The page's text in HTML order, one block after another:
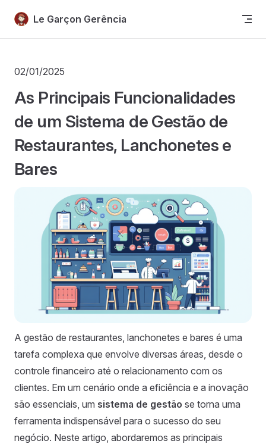
Skip to content
Le Garçon Gerência
02/01/2025
As Principais Funcionalidades
de um Sistema de Gestão de
Restaurantes, Lanchonetes e
Bares
A gestão de restaurantes, lanchonetes e bares é uma
tarefa complexa que envolve diversas áreas, desde o
controle financeiro até o relacionamento com os
clientes. Em um cenário onde a eficiência e a inovação
são essenciais, um sistema de gestão se torna uma
ferramenta indispensável para o sucesso do seu
negócio. Neste artigo, abordaremos as principais